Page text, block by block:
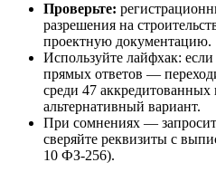
Проверьте:
разрешения на
проектную документацию.
Используйте лайфхак:
прямых ответов —
среди 47 аккредитованных
альтернативный вариант.
При сомнениях —
сверяйте реквизиты с
10 ФЗ-256).